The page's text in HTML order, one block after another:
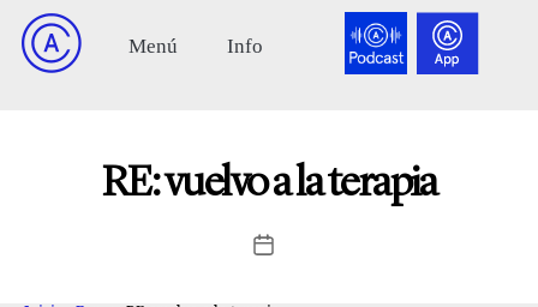
RE: vuelvo a la terapia